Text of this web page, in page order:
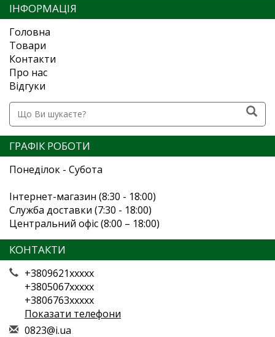
ІНФОРМАЦІЯ
Головна
Товари
Контакти
Про нас
Відгуки
ГРАФІК РОБОТИ
Понеділок - Субота
Інтернет-магазин (8:30 - 18:00)
Служба доставки (7:30 - 18:00)
Центральний офіс (8:00 – 18:00)
КОНТАКТИ
+3809621xxxxx
+3805067xxxxx
+3806763xxxxx
Показати телефони
0823@i.ua